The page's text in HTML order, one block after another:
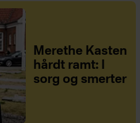
Merethe Kasten
hårdt ramt: I
sorg og smerter